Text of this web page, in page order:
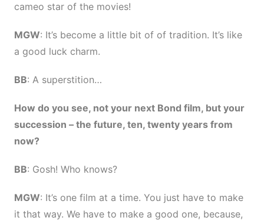
cameo star of the movies!
MGW: It’s become a little bit of of tradition. It’s like
a good luck charm.
BB: A superstition…
How do you see, not your next Bond film, but your
succession –the future, ten, twenty years from
now?
BB: Gosh! Who knows?
MGW: It’s one film at a time. You just have to make
it that way. We have to make a good one, because,